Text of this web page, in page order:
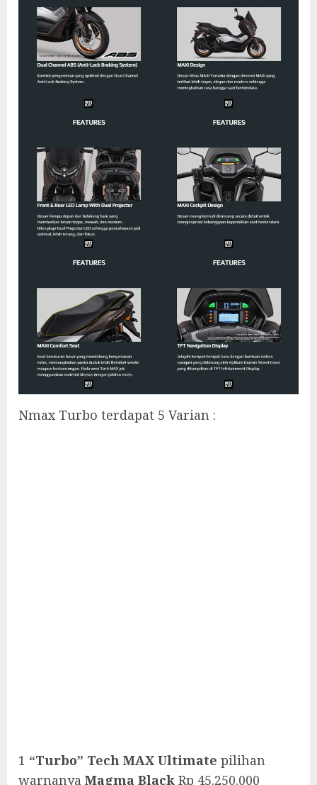
Nmax Turbo terdapat 5 Varian :
1 “Turbo” Tech MAX Ultimate pilihan
warnanya Magma Black Rp 45.250.000